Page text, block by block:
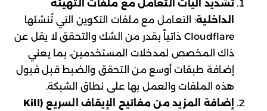
تشديد آليات التعامل مع ملفات التهيئة
الداخلية: التعامل مع ملفات التكوين التي تُنشئها
Cloudflare ذاتياً بقدر من الشك والتحقق لا يقل عن
ذاك المخصص لمدخلات المستخدمين، بما يعني
إضافة طبقات أوسع من التحقق والضبط قبل قبول
هذه الملفات والعمل بها على نطاق الشبكة.
إضافة المزيد من مفاتيح الإيقاف السريع (Kill